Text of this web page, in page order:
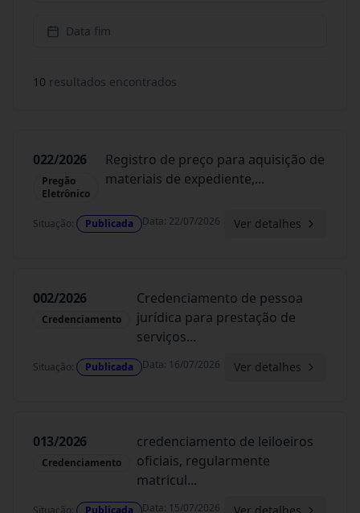
Data fim
10 resultados encontrados
022/2026
Pregão
Eletrônico
Registro de preço para aquisição de
materiais de expediente,...
Situação: Publicada Data: 22/07/2026 Ver detalhes
002/2026
Credenciamento
Credenciamento de pessoa
jurídica para prestação de
serviços...
Situação: Publicada Data: 16/07/2026 Ver detalhes
013/2026
Credenciamento
credenciamento de leiloeiros
oficiais, regularmente
matricul...
Situação: Publicada Data: 15/07/2026